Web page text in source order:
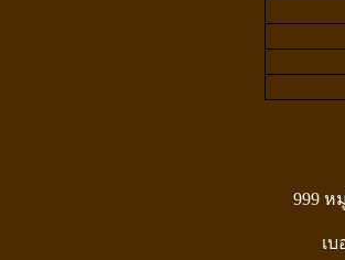
999 ห
เบ